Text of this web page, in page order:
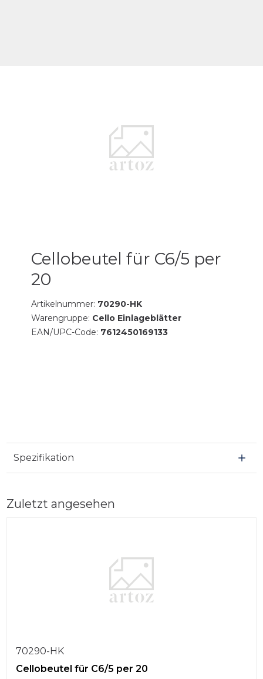
Cellobeutel für C6/5 per
20
Artikelnummer: 70290-HK
Warengruppe: Cello Einlageblätter
EAN/UPC-Code: 7612450169133
Spezifikation
Zuletzt angesehen
70290-HK
Cellobeutel für C6/5 per 20